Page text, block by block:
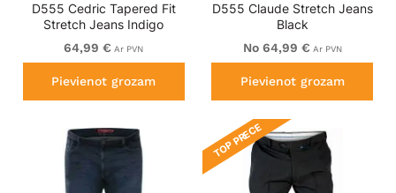
D555 Cedric Tapered Fit
Stretch Jeans Indigo
64,99 € Ar PVN
Pievienot grozam
D555 Claude Stretch Jeans
Black
No 64,99 € Ar PVN
Pievienot grozam
TOP PRECE